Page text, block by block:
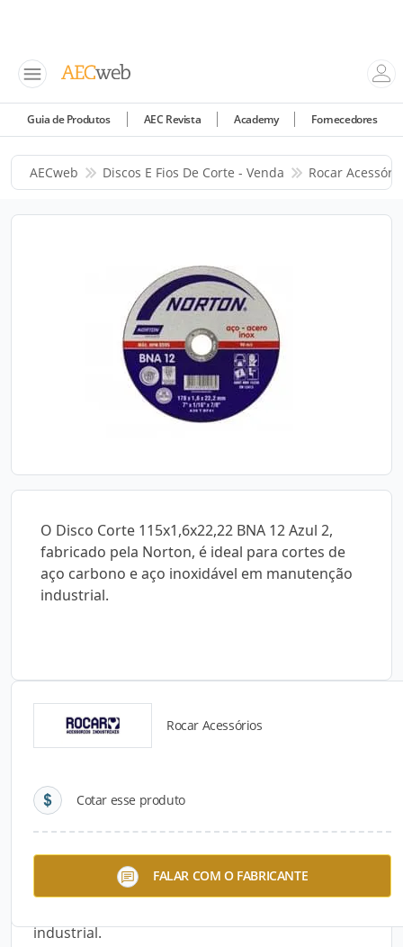
Guia de Produtos AEC Revista Academy Fornecedores
AECweb Discos E Fios De Corte - Venda Rocar
O Disco Corte 115x1,6x22,22 BNA 12 Azul 2,
fabricado pela Norton, é ideal para cortes de
aço carbono e aço inoxidável em manutenção
industrial.
Rocar Acessórios
Cotar esse produto
FALAR COM O FABRICANTE
Detalhes do produto
Descrição do Produto
O Disco Corte 115x1,6x22,22 BNA 12 Azul 2,
fabricado pela Norton, é ideal para cortes de aço
industrial.